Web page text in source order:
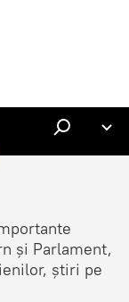
și Parlament,
știri pe